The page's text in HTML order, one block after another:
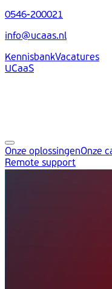
0546-200021
info@ucaas.nl
KennisbankVacatures
UCaaS
Onze oplossingenOnze
Remote support